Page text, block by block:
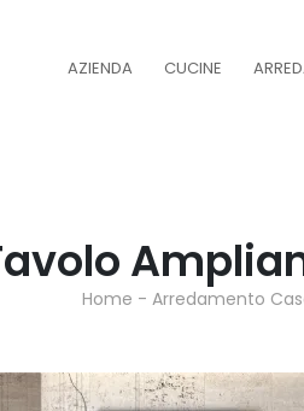
AZIENDA CUCINE
Home - Arredamento